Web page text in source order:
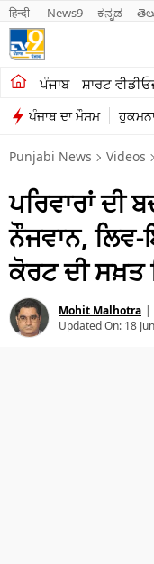
हिन्दी News9 ಕನ್ನಡ
ਪੰਜਾਬ ਸ਼ਾਰਟ
ਪੰਜਾਬ ਦਾ ਮੌਸਮ
ਖੇਤੀਬਾੜੀ
ਸ਼ਾਰਟ ਵੀਡੀਓਜ਼
ਕਾਰੋਬਾਰ
ਕਰਿਅਰ
ਮਨੋਰੰਜਨ
ਦੇਸ਼
ਲਾਈਫ ਸਟਾਈਲ
Punjabi News Videos
ਪਰਿਵਾਰਾਂ ਦੀ
ਨੌਜਵਾਨ,
ਕੋਰਟ ਦੀ ਸਖ਼ਤ
Mohit Malhotra |
Updated On: 18